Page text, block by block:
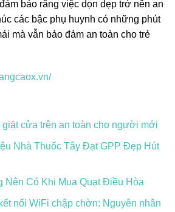
bảo rằng việc dọn dẹp trở nên an
các bậc phụ huynh có những phút
mà vẫn bảo đảm an toàn cho trẻ
giặt cửa trên an toàn cho người mới
Nhà Thuốc Tây Đạt GPP Đẹp Hút
Nên Có Khi Mua Quạt Điều Hòa
nối WiFi chập chờn: Nguyên nhân